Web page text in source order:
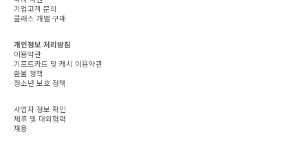
기업고객 문의
클래스 개별 구매
개인정보 처리방침
이용약관
기프트카드 및 캐시 이용약관
환불 정책
청소년 보호 정책
사업자 정보 확인
제휴 및 대외협력
채용